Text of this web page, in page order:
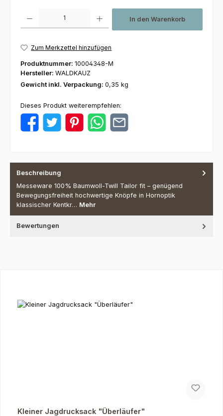
In den Warenkorb
Zum Merkzettel hinzufügen
Produktnummer: 10004348-M
Hersteller: WALDKAUZ
Gewicht inkl. Verpackung: 0,35 kg
Dieses Produkt weiterempfehlen:
Beschreibung
Messeware 100% Baumwoll-Twill Tailor fit – genügend
Bewegungsfreiheit hochwertige Knöpfe in Hornoptik
klassischer Kentkr… Mehr
Bewertungen
Kleiner Jagdrucksack "Überläufer"